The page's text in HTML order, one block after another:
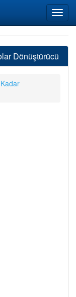
Dönüştürücü